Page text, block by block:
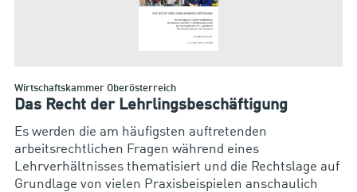
Wirtschaftskammer Oberösterreich
Das Recht der Lehrlingsbeschäftigung
Es werden die am häufigsten auftretenden
arbeitsrechtlichen Fragen während eines
Lehrverhältnisses thematisiert und die Rechtslage auf
Grundlage von vielen Praxisbeispielen anschaulich